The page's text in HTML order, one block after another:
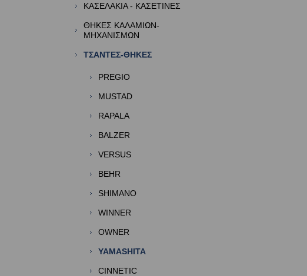
ΚΑΣΕΛΑΚΙΑ - ΚΑΣΕΤΙΝΕΣ
ΘΗΚΕΣ ΚΑΛΑΜΙΩΝ-
ΜΗΧΑΝΙΣΜΩΝ
ΤΣΑΝΤΕΣ-ΘΗΚΕΣ
PREGIO
MUSTAD
RAPALA
BALZER
VERSUS
BEHR
SHIMANO
WINNER
OWNER
YAMASHITA
CINNETIC